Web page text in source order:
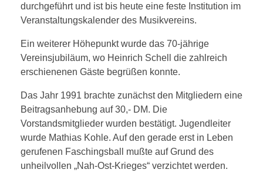
durchgeführt und ist bis heute eine feste Institution im
Veranstaltungskalender des Musikvereins.
Ein weiterer Höhepunkt wurde das 70-jährige
Vereinsjubiläum, wo Heinrich Schell die zahlreich
erschienenen Gäste begrüßen konnte.
Das Jahr 1991 brachte zunächst den Mitgliedern eine
Beitragsanhebung auf30,- DM. Die
Vorstandsmitglieder wurden bestätigt. Jugendleiter
wurde Mathias Kohle. Auf den gerade erst in Leben
gerufenen Faschingsball mußte auf Grund des
unheilvollen „Nah-Ost-Krieges“ verzichtet werden.